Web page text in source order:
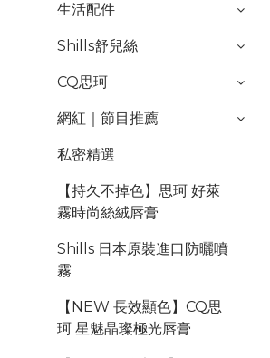
生活配件
Shills舒兒絲
CQ思珂
網紅｜節目推薦
私密精選
【持久不掉色】思珂 好萊
霧時尚絲絨唇膏
Shills 日本原裝進口防曬噴
霧
【NEW 長效顯色】CQ思
珂 星魅晶璨極光唇膏